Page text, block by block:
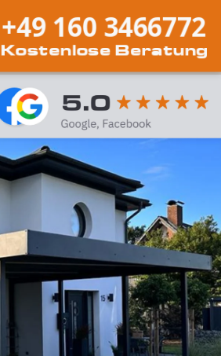
+49 160 3466772
Kostenlose Beratung